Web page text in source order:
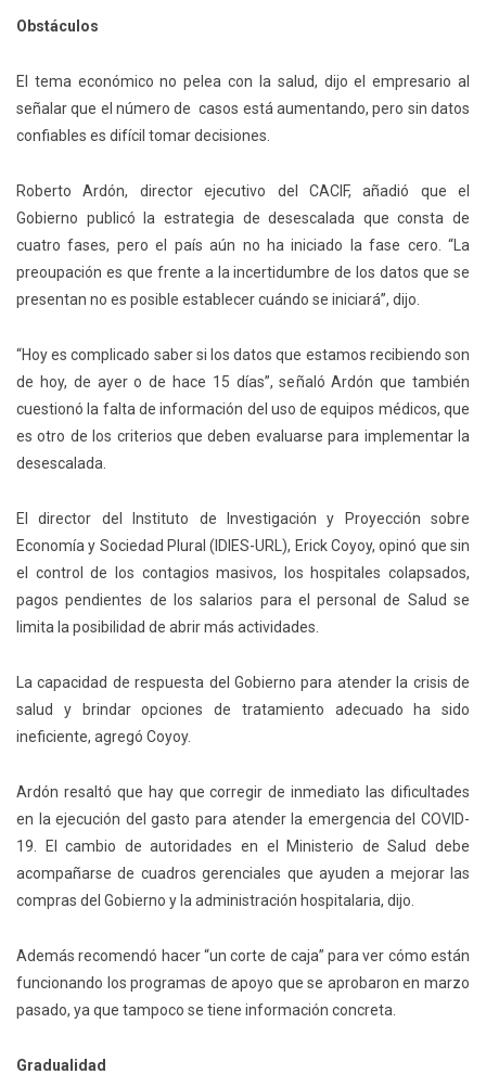
Obstáculos
El tema económico no pelea con la salud, dijo el empresario al
señalar que el número de casos está aumentando, pero sin datos
confiables es difícil tomar decisiones.
Roberto Ardón, director ejecutivo del CACIF, añadió que el
Gobierno publicó la estrategia de desescalada que consta de
cuatro fases, pero el país aún no ha iniciado la fase cero. “La
preoupación es que frente a la incertidumbre de los datos que se
presentan no es posible establecer cuándo se iniciará”, dijo.
“Hoy es complicado saber si los datos que estamos recibiendo son
de hoy, de ayer o de hace 15 días”, señaló Ardón que también
cuestionó la falta de información del uso de equipos médicos, que
es otro de los criterios que deben evaluarse para implementar la
desescalada.
El director del Instituto de Investigación y Proyección sobre
Economía y Sociedad Plural (IDIES-URL), Erick Coyoy, opinó que sin
el control de los contagios masivos, los hospitales colapsados,
pagos pendientes de los salarios para el personal de Salud se
limita la posibilidad de abrir más actividades.
La capacidad de respuesta del Gobierno para atender la crisis de
salud y brindar opciones de tratamiento adecuado ha sido
ineficiente, agregó Coyoy.
Ardón resaltó que hay que corregir de inmediato las dificultades
en la ejecución del gasto para atender la emergencia del COVID-
19. El cambio de autoridades en el Ministerio de Salud debe
acompañarse de cuadros gerenciales que ayuden a mejorar las
compras del Gobierno y la administración hospitalaria, dijo.
Además recomendó hacer “un corte de caja” para ver cómo están
funcionando los programas de apoyo que se aprobaron en marzo
pasado, ya que tampoco se tiene información concreta.
Gradualidad